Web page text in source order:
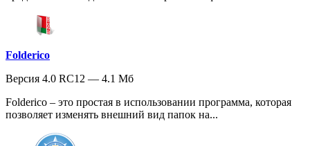
Folderico
Версия 4.0 RC12 — 4.1 Мб
Folderico – это простая в использовании программа, которая
позволяет изменять внешний вид папок на...